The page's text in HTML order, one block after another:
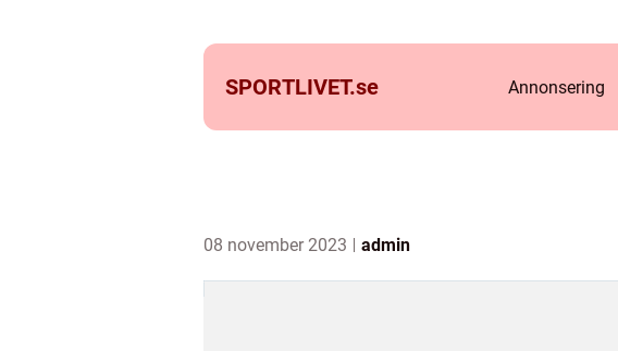
SPORTLIVET.se Annonsering
08 november 2023 admin